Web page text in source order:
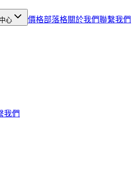
心 價格部落格關於我們聯繫我們
我們